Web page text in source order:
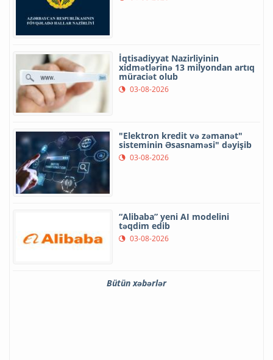
İqtisadiyyat Nazirliyinin
xidmətlərinə 13 milyondan artıq
müraciət olub
03-08-2026
"Elektron kredit və zəmanət"
sisteminin Əsasnaməsi" dəyişib
03-08-2026
“Alibaba” yeni AI modelini
təqdim edib
03-08-2026
Bütün xəbərlər